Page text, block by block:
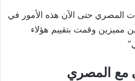
المصري حتى الآن هذه الأمور في
مميزين وقمت بتقييم هؤلاء
مع المصري